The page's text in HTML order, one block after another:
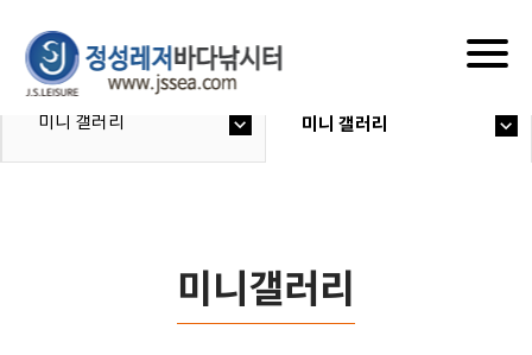
미니 갤러리 미니 갤러리
미니갤러리